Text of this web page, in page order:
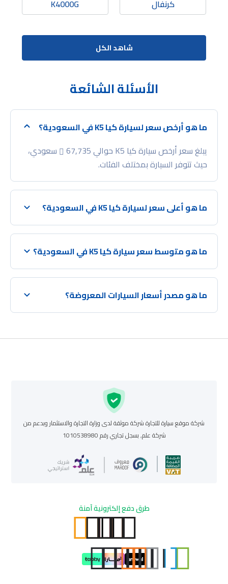
كرنفال
K4000G
شاهد الكل
الأسئلة الشائعة
ما هو أرخص سعر لسيارة كيا K5 في السعودية؟
يبلغ سعر أرخص سيارة كيا K5 حوالي 67,735
سعودي،
حيث تتوفر السيارة بمختلف الفئات.
ما هو أعلى سعر لسيارة كيا K5 في السعودية؟
ما هو متوسط سعر سيارة كيا K5 في السعودية؟
ما هو مصدر أسعار السيارات المعروضة؟
شركة موقع سيارة للتجارة شركة موثقة لدى وزارة التجارة والاستثمار وبدعم من
شركة علم, بسجل تجاري رقم 1010538980
طرق دفع إلكترونية آمنة